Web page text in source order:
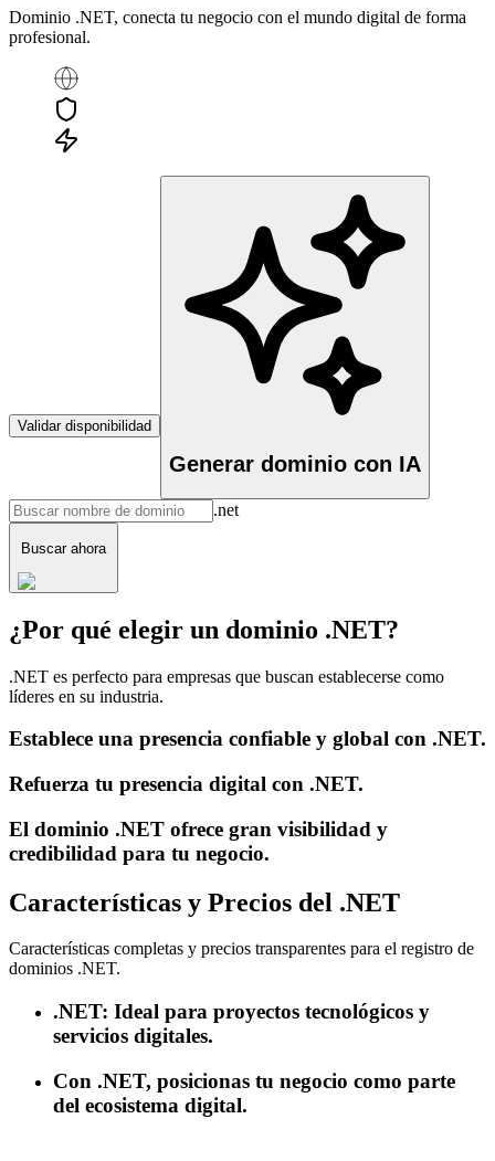
Dominio .NET, conecta tu negocio con el mundo digital de forma
profesional.
Validar disponibilidad
Generar dominio con IA
.net
Buscar ahora
¿Por qué elegir un dominio .NET?
.NET es perfecto para empresas que buscan establecerse como
líderes en su industria.
Establece una presencia confiable y global con .NET.
Refuerza tu presencia digital con .NET.
El dominio .NET ofrece gran visibilidad y
credibilidad para tu negocio.
Características y Precios del .NET
Características completas y precios transparentes para el registro de
dominios .NET.
.NET: Ideal para proyectos tecnológicos y
servicios digitales.
Con .NET, posicionas tu negocio como parte
del ecosistema digital.